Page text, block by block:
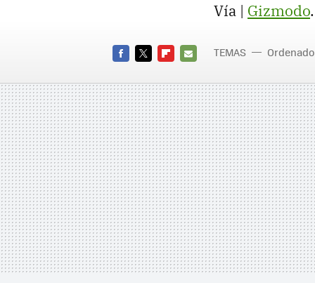
Vía | Gizmodo.
MAIL
TEMAS